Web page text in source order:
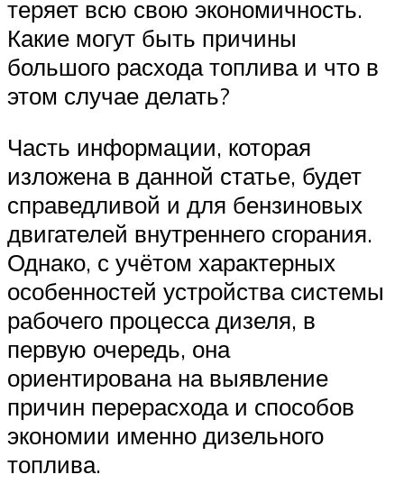
теряет всю свою экономичность.
Какие могут быть причины
большого расхода топлива и что в
этом случае делать?
Часть информации, которая
изложена в данной статье, будет
справедливой и для бензиновых
двигателей внутреннего сгорания.
Однако, с учётом характерных
особенностей устройства системы
рабочего процесса дизеля, в
первую очередь, она
ориентирована на выявление
причин перерасхода и способов
экономии именно дизельного
топлива.